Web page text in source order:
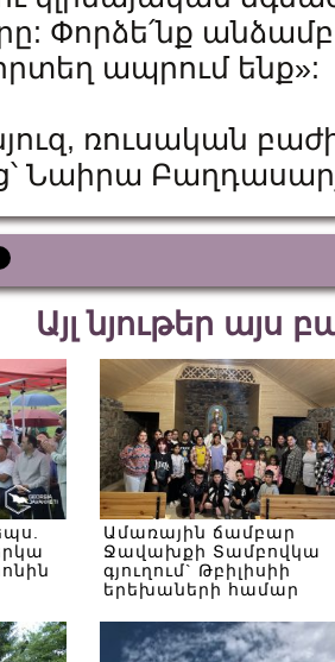
Փորձե՛նք
ապրում ենք»:
ռուսական
Նաիրա
Այլ նյութեր այս
Ամառային ճամբար
Ջավախքի Տամբովկա
գյուղում` Թբիլիսիի
երեխաների համար